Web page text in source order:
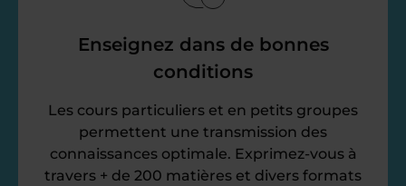
Enseignez dans de bonnes
conditions
Les cours particuliers et en petits groupes
permettent une transmission des
connaissances optimale. Exprimez-vous à
travers + de 200 matières et divers formats